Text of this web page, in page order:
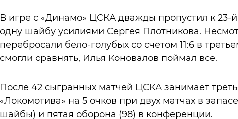
В игре с «Динамо» ЦСКА дважды пропустил к 23-й
одну шайбу усилиями Сергея Плотникова.
перебросали бело-голубых со счетом 11:6 в
смогли сравнять, Илья Коновалов поймал все.
После 42 сыгранных матчей ЦСКА занимает
«Локомотива» на 5 очков при двух матчах в
шайбы) и пятая оборона (98) в конференции.